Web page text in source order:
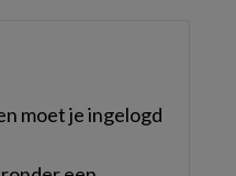
moet je ingelogd